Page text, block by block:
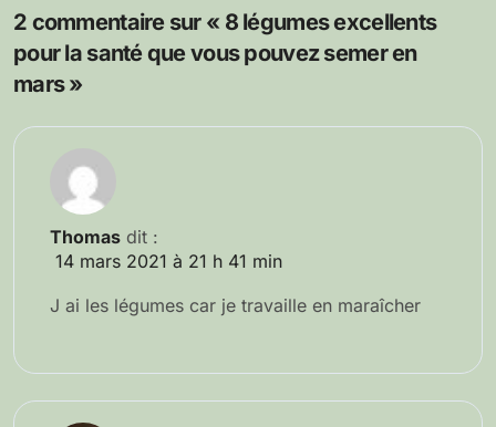
2 commentaire sur « 8 légumes excellents
pour la santé que vous pouvez semer en
mars »
Thomas dit :
14 mars 2021 à 21 h 41 min
J ai les légumes car je travaille en maraîcher